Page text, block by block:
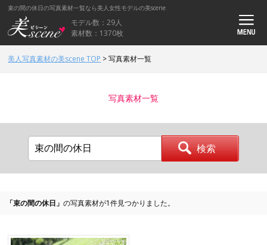
束の間の休日の写真素材一覧なら美人女性モデルの美scene
モデル数：29人
素材数：1370枚
美人写真素材の美scene TOP >写真素材一覧
写真素材一覧
「束の間の休日」 の写真素材が1件見つかりました。